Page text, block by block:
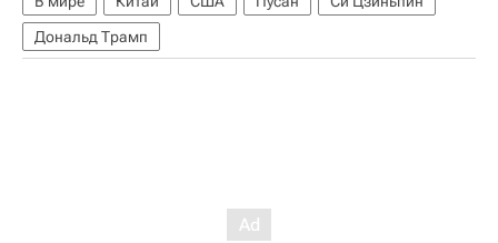
Дональд Трамп